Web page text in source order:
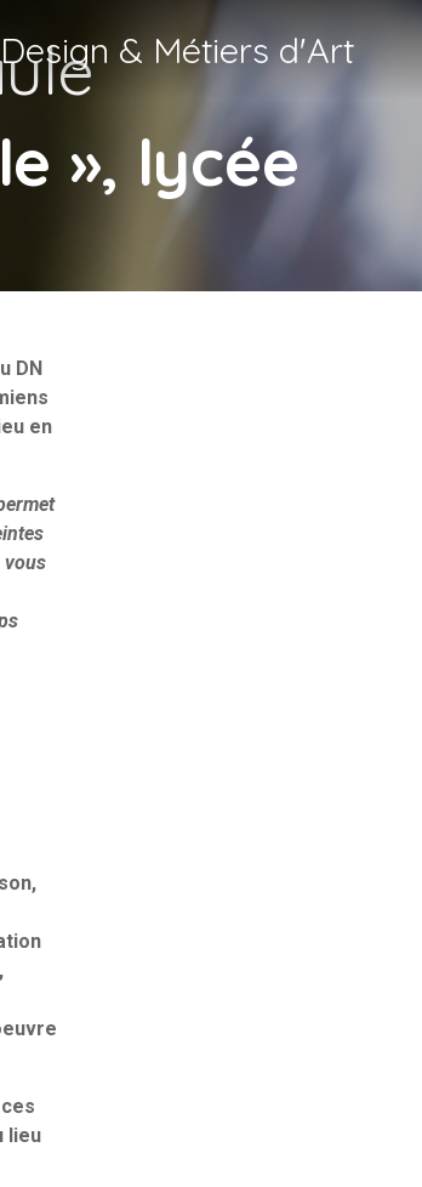
Design & Métiers d'Art
», lycée
DN
en
vous
lieu